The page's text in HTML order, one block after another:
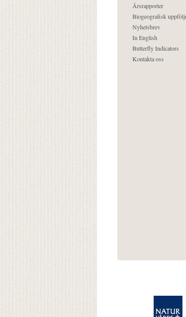
Årsrapporter
Biogeografisk
Nyhetsbrev
In English
Butterfly Indicators
Kontakta oss